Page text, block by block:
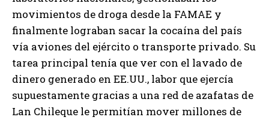
movimientos de droga desde la FAMAE y
finalmente lograban sacar la cocaína del país
vía aviones del ejército o transporte privado. Su
tarea principal tenía que ver con el lavado de
dinero generado en EE.UU., labor que ejercía
supuestamente gracias a una red de azafatas de
Lan Chileque le permitían mover millones de